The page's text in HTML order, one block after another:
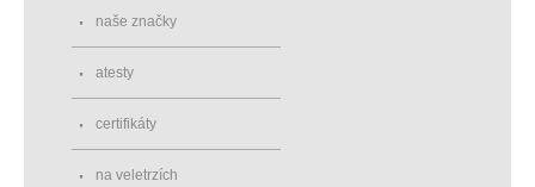
naše značky
atesty
certifikáty
na veletrzích